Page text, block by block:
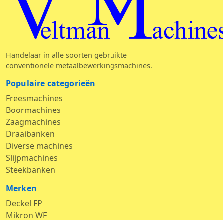
Veltman
Handelaar in alle soorten gebruikte
conventionele metaalbewerkingsmachines.
Populaire categorieën
Freesmachines
Boormachines
Zaagmachines
Draaibanken
Diverse machines
Slijpmachines
Steekbanken
Merken
Deckel FP
Mikron WF